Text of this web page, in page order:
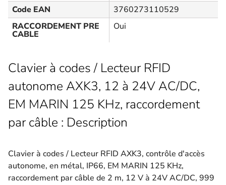
Code EAN
3760273110529
RACCORDEMENT PRE
CABLE
Oui
Clavier à codes / Lecteur RFID
autonome AXK3, 12 à 24V AC/DC,
EM MARIN 125 KHz, raccordement
par câble : Description
Clavier à codes / Lecteur RFID AXK3, contrôle d'accès
autonome, en métal, IP66, EM MARIN 125 KHz,
raccordement par câble de 2 m, 12 V à 24V AC/DC, 999